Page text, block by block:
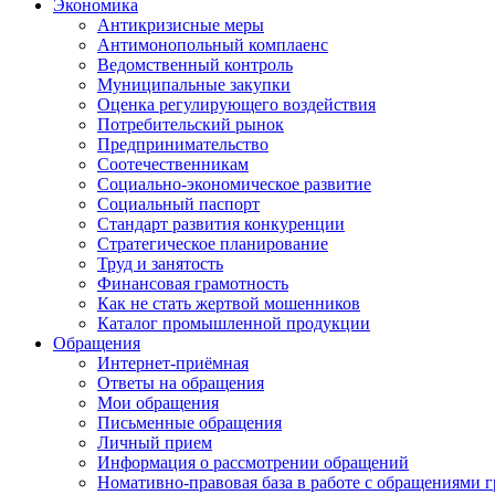
Экономика
Антикризисные меры
Антимонопольный комплаенс
Ведомственный контроль
Муниципальные закупки
Оценка регулирующего воздействия
Потребительский рынок
Предпринимательство
Соотечественникам
Социально-экономическое развитие
Социальный паспорт
Стандарт развития конкуренции
Стратегическое планирование
Труд и занятость
Финансовая грамотность
Как не стать жертвой мошенников
Каталог промышленной продукции
Обращения
Интернет-приёмная
Ответы на обращения
Мои обращения
Письменные обращения
Личный прием
Информация о рассмотрении обращений
Номативно-правовая база в работе с обращениями